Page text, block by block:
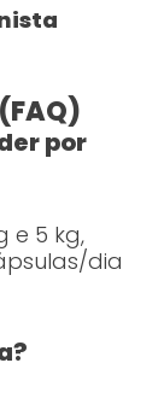
por
e 5 kg,
dia